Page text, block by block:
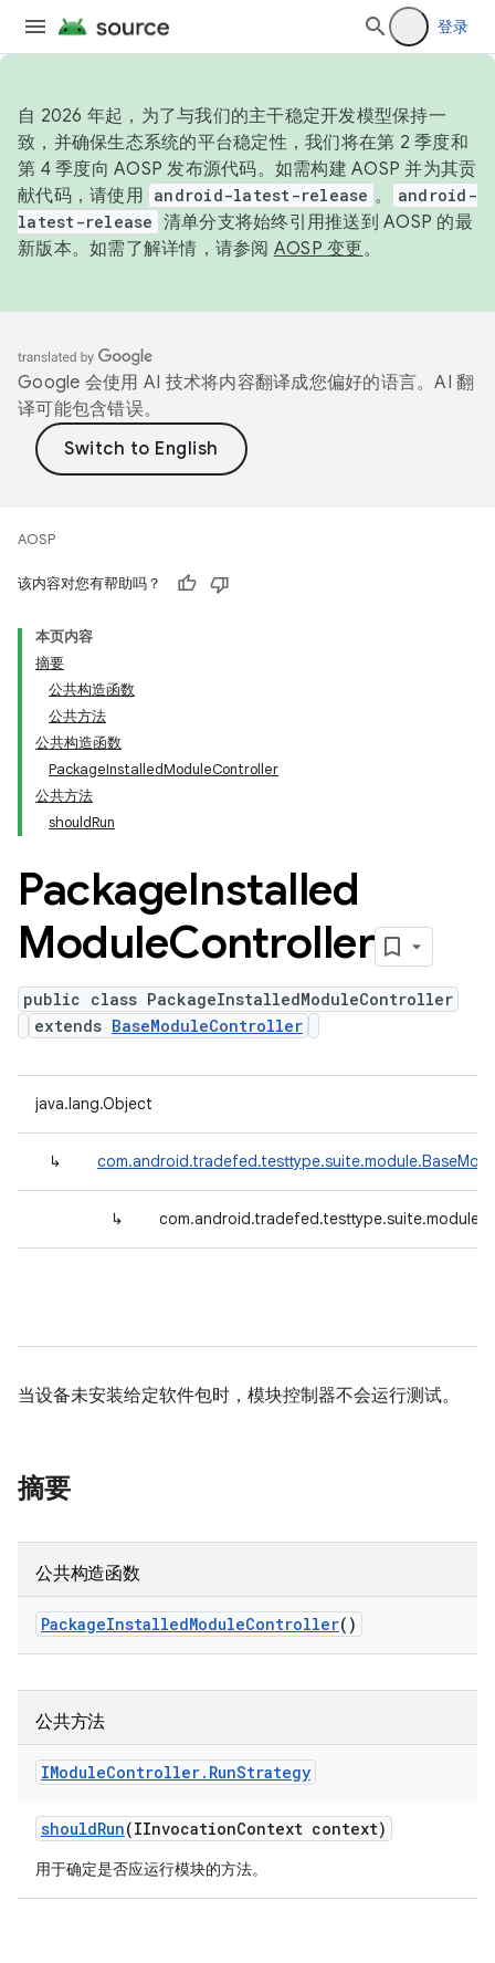
登录
自 2026 年起，为了与我们的主干稳定开发模型保持一
致，并确保生态系统的平台稳定性，我们将在第 2 季度和
第 4 季度向 AOSP 发布源代码。如需构建 AOSP 并为其贡
献代码，请使用 android-latest-release 。
android-
latest-release 清单分支将始终引用推送到 AOSP 的最
新版本。如需了解详情，请参阅 AOSP 变更。
Google 会使用 AI 技术将内容翻译成您偏好的语言。AI 翻
译可能包含错误。
AOSP
该内容对您有帮助吗？
本页内容
摘要
公共构造函数
公共方法
公共构造函数
PackageInstalledModuleController
公共方法
shouldRun
PackageInstalled
ModuleController
public class PackageInstalledModuleController
extends BaseModuleController
java.lang.Object
↳
↳
当设备未安装给定软件包时，模块控制器不会运行测试。
摘要
公共构造函数
PackageInstalledModuleController()
公共方法
IModuleController. RunStrategy
shouldRun(IInvocationContext context)
用于确定是否应运行模块的方法。